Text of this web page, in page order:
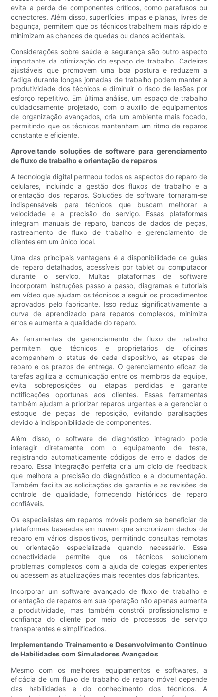
evita a perda de componentes críticos, como parafusos ou
conectores. Além disso, superfícies limpas e planas, livres de
bagunça, permitem que os técnicos trabalhem mais rápido e
minimizam as chances de quedas ou danos acidentais.
Considerações sobre saúde e segurança são outro aspecto
importante da otimização do espaço de trabalho. Cadeiras
ajustáveis ​​que promovem uma boa postura e reduzem a
fadiga durante longas jornadas de trabalho podem manter a
produtividade dos técnicos e diminuir o risco de lesões por
esforço repetitivo. Em última análise, um espaço de trabalho
cuidadosamente projetado, com o auxílio de equipamentos
de organização avançados, cria um ambiente mais focado,
permitindo que os técnicos mantenham um ritmo de reparos
constante e eficiente.
Aproveitando soluções de software para gerenciamento
de fluxo de trabalho e orientação de reparos
A tecnologia digital permeou todos os aspectos do reparo de
celulares, incluindo a gestão dos fluxos de trabalho e a
orientação dos reparos. Soluções de software tornaram-se
indispensáveis ​​para técnicos que buscam melhorar a
velocidade e a precisão do serviço. Essas plataformas
integram manuais de reparo, bancos de dados de peças,
rastreamento de fluxo de trabalho e gerenciamento de
clientes em um único local.
Uma das principais vantagens é a disponibilidade de guias
de reparo detalhados, acessíveis por tablet ou computador
durante o serviço. Muitas plataformas de software
incorporam instruções passo a passo, diagramas e tutoriais
em vídeo que ajudam os técnicos a seguir os procedimentos
aprovados pelo fabricante. Isso reduz significativamente a
curva de aprendizado para reparos complexos, minimiza
erros e aumenta a qualidade do reparo.
As ferramentas de gerenciamento de fluxo de trabalho
permitem que técnicos e proprietários de oficinas
acompanhem o status de cada dispositivo, as etapas de
reparo e os prazos de entrega. O gerenciamento eficaz de
tarefas agiliza a comunicação entre os membros da equipe,
evita sobreposições ou etapas perdidas e garante
notificações oportunas aos clientes. Essas ferramentas
também ajudam a priorizar reparos urgentes e a gerenciar o
estoque de peças de reposição, evitando paralisações
devido à indisponibilidade de componentes.
Além disso, o software de diagnóstico integrado pode
interagir diretamente com o equipamento de teste,
registrando automaticamente códigos de erro e dados de
reparo. Essa integração perfeita cria um ciclo de feedback
que melhora a precisão do diagnóstico e a documentação.
Também facilita as solicitações de garantia e as revisões de
controle de qualidade, fornecendo históricos de reparo
confiáveis.
Os especialistas em reparos móveis podem se beneficiar de
plataformas baseadas em nuvem que sincronizam dados de
reparo em vários dispositivos, permitindo consultas remotas
ou orientação especializada quando necessário. Essa
conectividade permite que os técnicos solucionem
problemas complexos com a ajuda de colegas experientes
ou acessem as atualizações mais recentes dos fabricantes.
Incorporar um software avançado de fluxo de trabalho e
orientação de reparos em sua operação não apenas aumenta
a produtividade, mas também constrói profissionalismo e
confiança do cliente por meio de processos de serviço
transparentes e simplificados.
Implementando Treinamento e Desenvolvimento Contínuo
de Habilidades com Simuladores Avançados
Mesmo com os melhores equipamentos e softwares, a
eficácia de um fluxo de trabalho de reparo móvel depende
das habilidades e do conhecimento dos técnicos. A